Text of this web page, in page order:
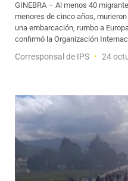
GINEBRA – Al menos 40
menores de cinco años,
una embarcación, rumbo a
confirmó la Organización
Corresponsal de IPS 24